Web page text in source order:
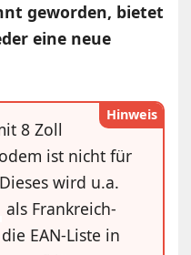
geworden, bietet
eine neue
Hinweis
8 Zoll
ist nicht für
wird u.a.
als Frankreich-
EAN-Liste in